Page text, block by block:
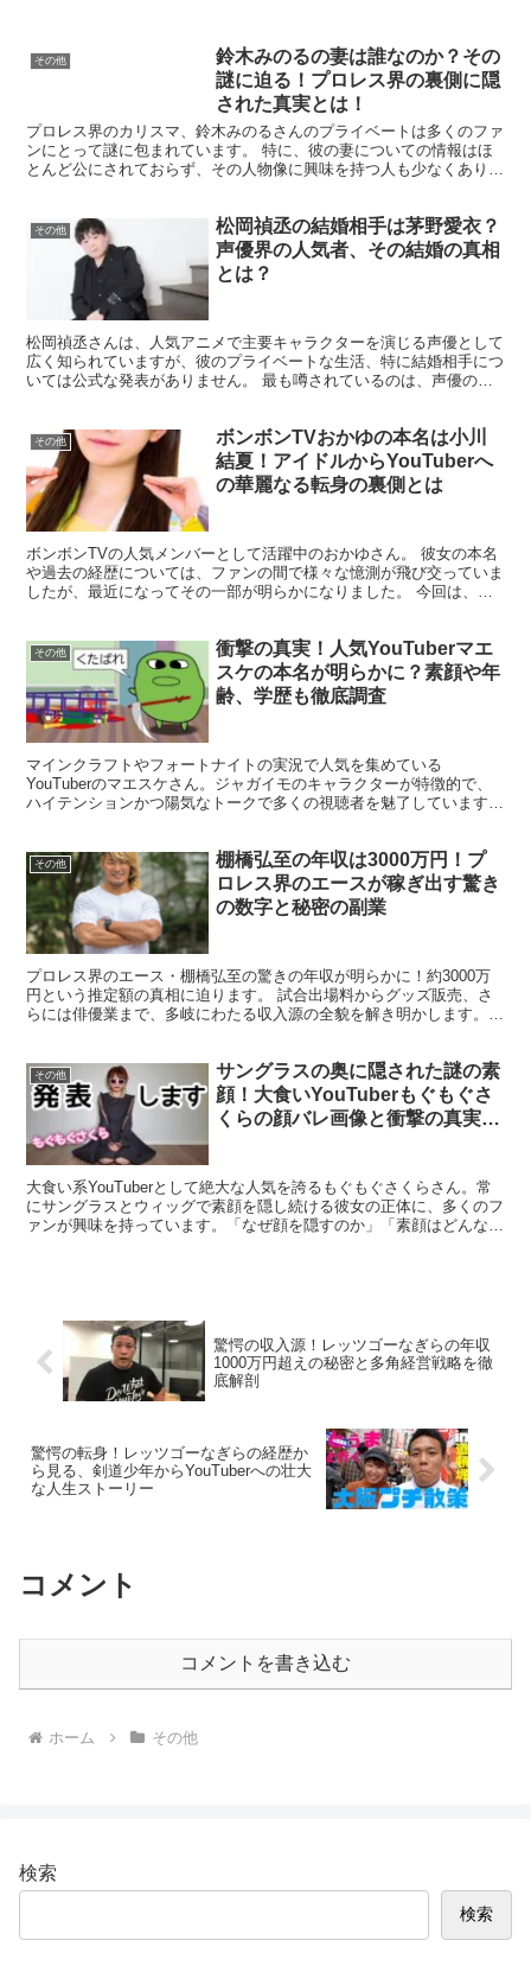
その他
鈴木みのるの妻は誰なのか？その
謎に迫る！プロレス界の裏側に隠
された真実とは！
プロレス界のカリスマ、鈴木みのるさんのプライベートは多くのファ
ンにとって謎に包まれています。 特に、彼の妻についての情報はほ
とんど公にされておらず、その人物像に興味を持つ人も少なくありま
その他
松岡禎丞の結婚相手は茅野愛衣？
声優界の人気者、その結婚の真相
とは？
松岡禎丞さんは、人気アニメで主要キャラクターを演じる声優として
広く知られていますが、彼のプライベートな生活、特に結婚相手につ
いては公式な発表がありません。 最も噂されているのは、声優の茅
その他
ボンボンTVおかゆの本名は小川
結夏！アイドルからYouTuberへ
の華麗なる転身の裏側とは
ボンボンTVの人気メンバーとして活躍中のおかゆさん。 彼女の本名
や過去の経歴については、ファンの間で様々な憶測が飛び交っていま
したが、最近になってその一部が明らかになりました。 今回は、お
その他
衝撃の真実！人気YouTuberマエ
スケの本名が明らかに？素顔や年
齢、学歴も徹底調査
マインクラフトやフォートナイトの実況で人気を集めている
YouTuberのマエスケさん。ジャガイモのキャラクターが特徴的で、
ハイテンションかつ陽気なトークで多くの視聴者を魅了しています。
その他
棚橋弘至の年収は3000万円！プ
ロレス界のエースが稼ぎ出す驚き
の数字と秘密の副業
プロレス界のエース・棚橋弘至の驚きの年収が明らかに！約3000万
円という推定額の真相に迫ります。 試合出場料からグッズ販売、さ
らには俳優業まで、多岐にわたる収入源の全貌を解き明かします。
その他
サングラスの奥に隠された謎の素
顔！大食いYouTuberもぐもぐさ
くらの顔バレ画像と衝撃の真実に
大食い系YouTuberとして絶大な人気を誇るもぐもぐさくらさん。常
にサングラスとウィッグで素顔を隠し続ける彼女の正体に、多くのフ
ァンが興味を持っています。「なぜ顔を隠すのか」「素顔はどんな感
驚愕の収入源！レッツゴーなぎらの年収
1000万円超えの秘密と多角経営戦略を徹
底解剖
驚愕の転身！レッツゴーなぎらの経歴か
ら見る、剣道少年からYouTuberへの壮大
な人生ストーリー
コメント
コメントを書き込む
ホーム その他
検索
検索